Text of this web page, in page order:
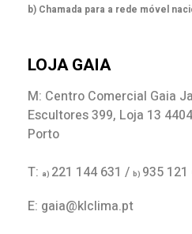
b) Chamada para a rede móvel
LOJA GAIA
M: Centro Comercial Gaia
Escultores 399, Loja 13
Porto
T: a) 221 144 631 / b) 935 121
E: gaia@klclima.pt